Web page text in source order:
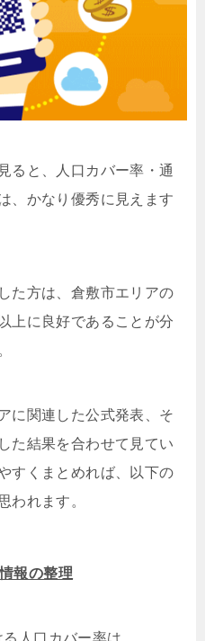
ると、人口カバー率・通
、かなり優秀に見えます
た方は、倉敷市エリアの
上に良好であることが分
に関連した公式発表、そ
た結果を合わせて見てい
すくまとめれば、以下の
われます。
報の整理
人口カバー率は